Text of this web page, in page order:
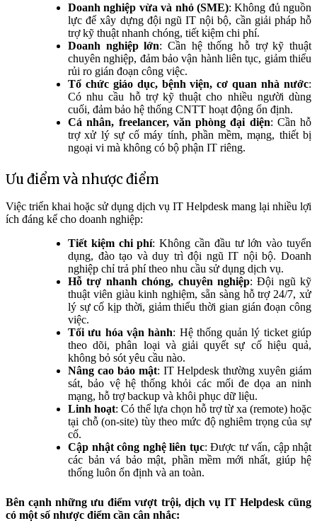
Doanh nghiệp vừa và nhỏ (SME): Không đủ nguồn
lực để xây dựng đội ngũ IT nội bộ, cần giải pháp hỗ
trợ kỹ thuật nhanh chóng, tiết kiệm chi phí.
Doanh nghiệp lớn: Cần hệ thống hỗ trợ kỹ thuật
chuyên nghiệp, đảm bảo vận hành liên tục, giảm thiểu
rủi ro gián đoạn công việc.
Tổ chức giáo dục, bệnh viện, cơ quan nhà nước:
Có nhu cầu hỗ trợ kỹ thuật cho nhiều người dùng
cuối, đảm bảo hệ thống CNTT hoạt động ổn định.
Cá nhân, freelancer, văn phòng đại diện: Cần hỗ
trợ xử lý sự cố máy tính, phần mềm, mạng, thiết bị
ngoại vi mà không có bộ phận IT riêng.
Ưu điểm và nhược điểm
Việc triển khai hoặc sử dụng dịch vụ IT Helpdesk mang lại nhiều lợi
ích đáng kể cho doanh nghiệp:
Tiết kiệm chi phí: Không cần đầu tư lớn vào tuyển
dụng, đào tạo và duy trì đội ngũ IT nội bộ. Doanh
nghiệp chỉ trả phí theo nhu cầu sử dụng dịch vụ.
Hỗ trợ nhanh chóng, chuyên nghiệp: Đội ngũ kỹ
thuật viên giàu kinh nghiệm, sẵn sàng hỗ trợ 24/7, xử
lý sự cố kịp thời, giảm thiểu thời gian gián đoạn công
việc.
Tối ưu hóa vận hành: Hệ thống quản lý ticket giúp
theo dõi, phân loại và giải quyết sự cố hiệu quả,
không bỏ sót yêu cầu nào.
Nâng cao bảo mật: IT Helpdesk thường xuyên giám
sát, bảo vệ hệ thống khỏi các mối đe dọa an ninh
mạng, hỗ trợ backup và khôi phục dữ liệu.
Linh hoạt: Có thể lựa chọn hỗ trợ từ xa (remote) hoặc
tại chỗ (on-site) tùy theo mức độ nghiêm trọng của sự
cố.
Cập nhật công nghệ liên tục: Được tư vấn, cập nhật
các bản vá bảo mật, phần mềm mới nhất, giúp hệ
thống luôn ổn định và an toàn.
Bên cạnh những ưu điểm vượt trội, dịch vụ IT Helpdesk cũng
có một số nhược điểm cần cân nhắc: